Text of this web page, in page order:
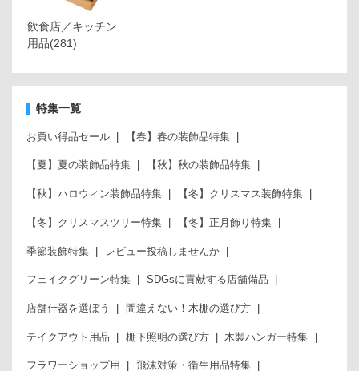
飲食店／キッチン
用品(281)
特集一覧
お買い得品セール 【春】春の装飾品特集
【夏】夏の装飾品特集 【秋】秋の装飾品特集
【秋】ハロウィン装飾品特集 【冬】クリスマス装飾特集
【冬】クリスマスツリー特集 【冬】正月飾り特集
季節装飾特集 レビュー投稿しませんか
フェイクグリーン特集 SDGsに貢献する店舗備品
店舗什器を選ぼう 間違えない！木棚の選び方
テイクアウト用品 棚下照明の選び方 木製ハンガー特集
フラワーショップ用 飛沫対策・衛生用品特集